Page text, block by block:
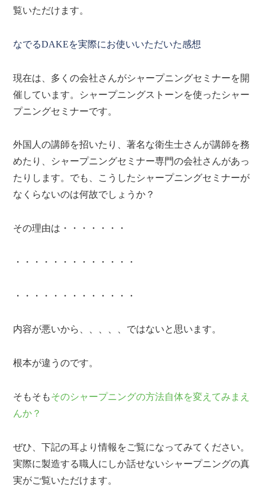
覧いただけます。
なでるDAKEを実際にお使いいただいた感想
現在は、多くの会社さんがシャープニングセミナーを開
催しています。シャープニングストーンを使ったシャー
プニングセミナーです。
外国人の講師を招いたり、著名な衛生士さんが講師を務
めたり、シャープニングセミナー専門の会社さんがあっ
たりします。でも、こうしたシャープニングセミナーが
なくらないのは何故でしょうか？
その理由は・・・・・・・
・・・・・・・・・・・・・
・・・・・・・・・・・・・
内容が悪いから、、、、、ではないと思います。
根本が違うのです。
そもそもそのシャープニングの方法自体を変えてみまえ
んか？
ぜひ、下記の耳より情報をご覧になってみてください。
実際に製造する職人にしか話せないシャープニングの真
実がご覧いただけます。